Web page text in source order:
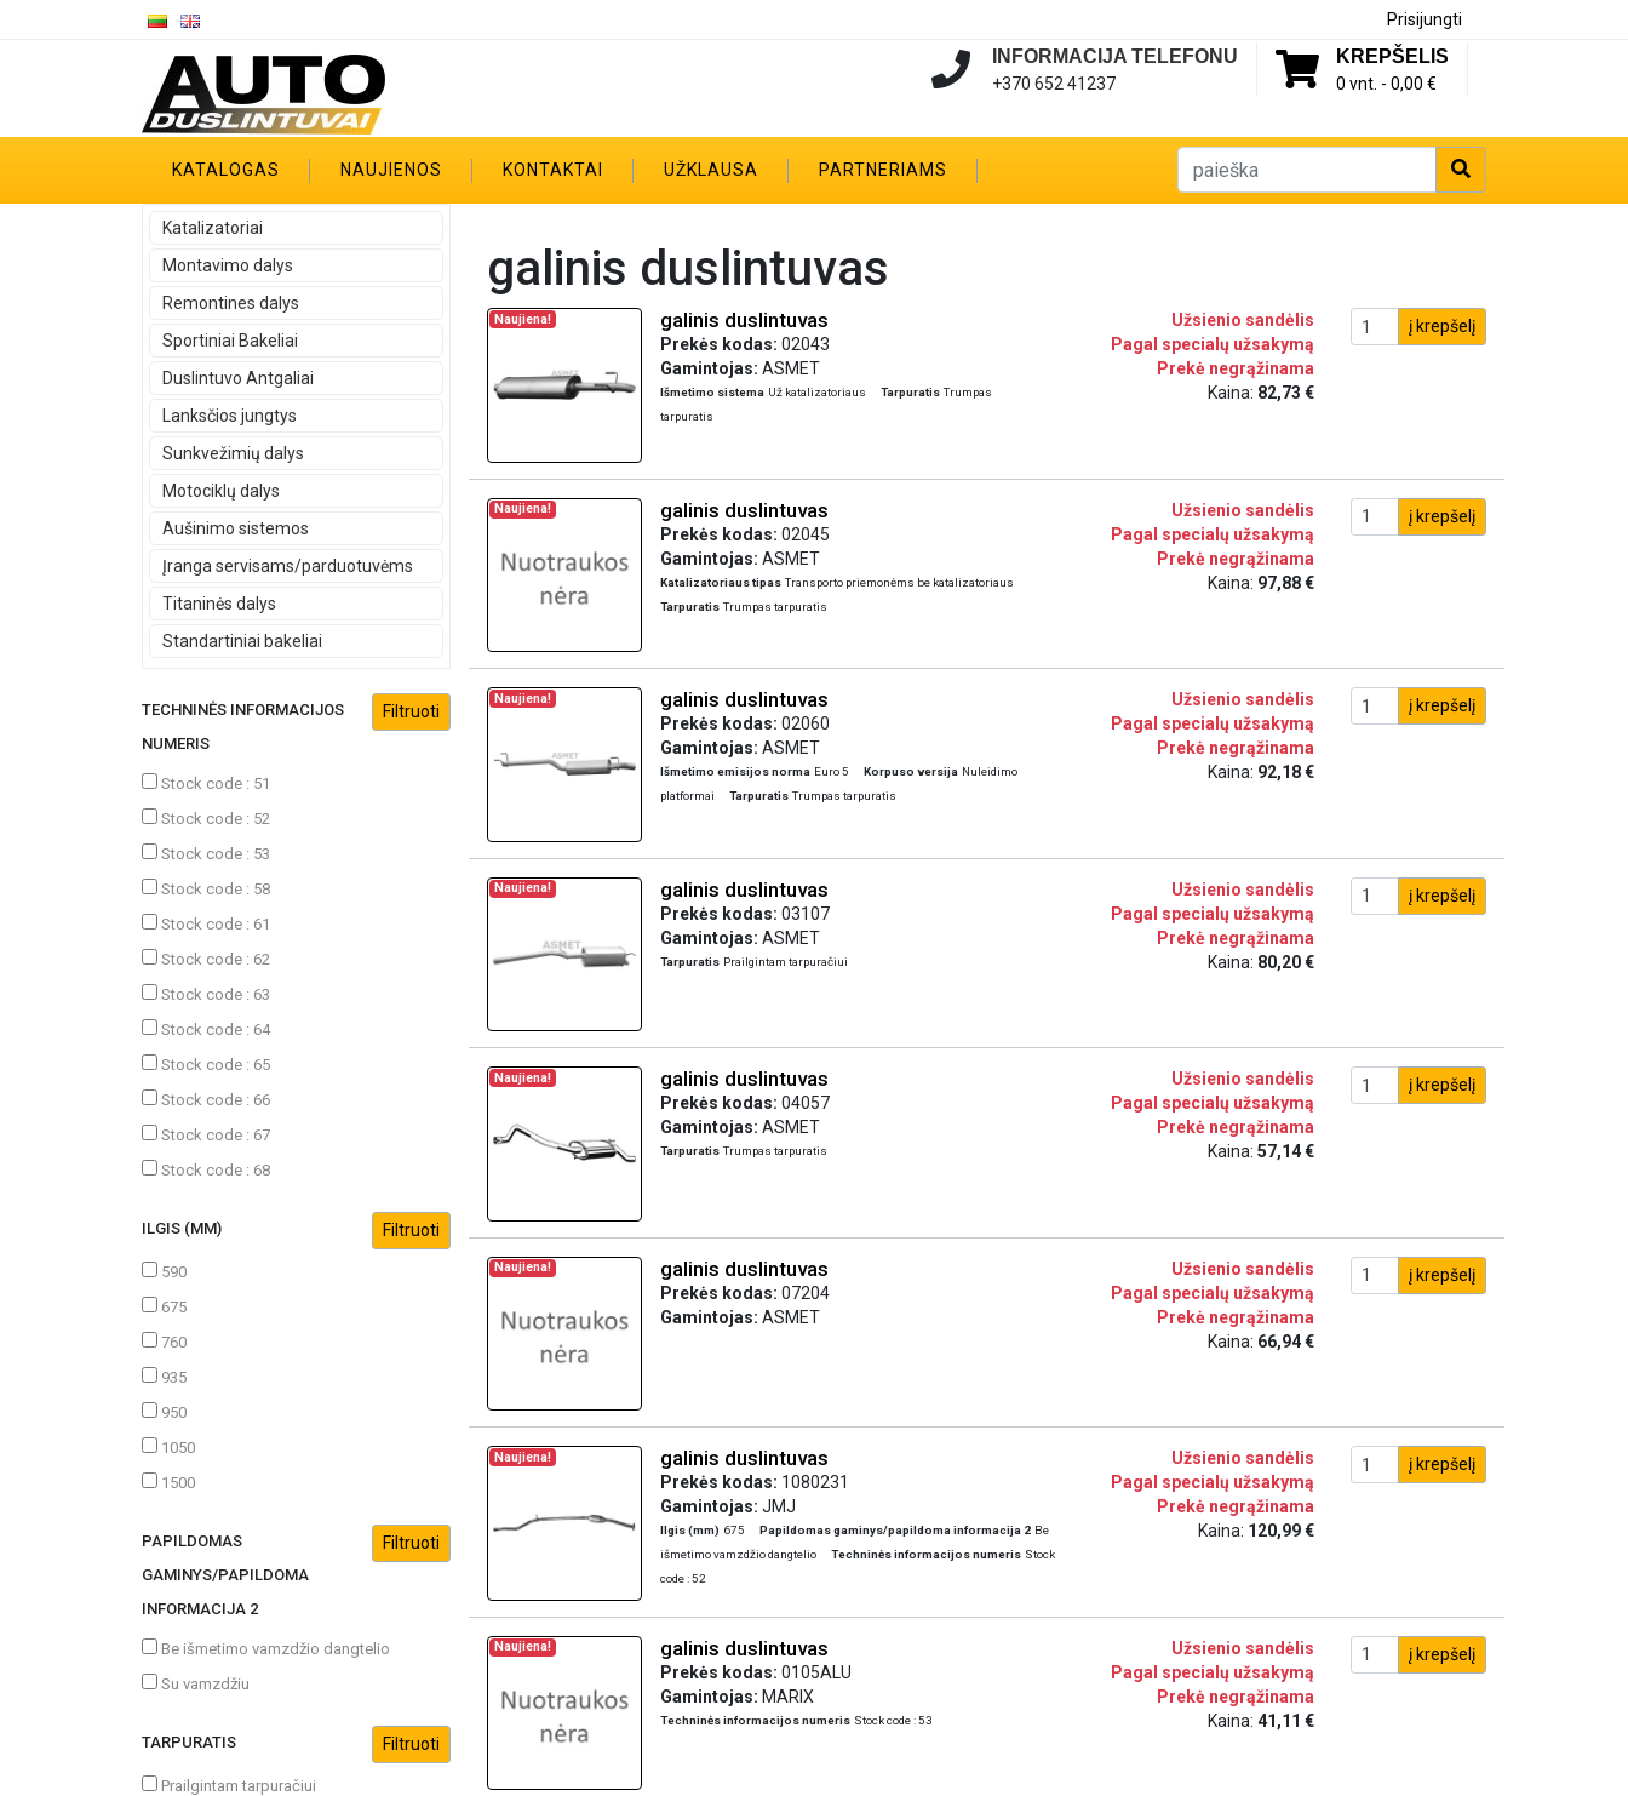
Prisijungti
KREPŠELIS
0 vnt. - 0,00 €
INFORMACIJA TELEFONU
+370 652 41237
KATALOGAS NAUJIENOS KONTAKTAI UŽKLAUSA PARTNERIAMS
Katalizatoriai
Montavimo dalys
Remontines dalys
Sportiniai Bakeliai
Duslintuvo Antgaliai
Lanksčios jungtys
Sunkvežimių dalys
Motociklų dalys
Aušinimo sistemos
Įranga servisams/parduotuvėms
Titaninės dalys
Standartiniai bakeliai
TECHNINĖS INFORMACIJOS
NUMERIS
Stock code : 51
Stock code : 52
Stock code : 53
Stock code : 58
Stock code : 61
Stock code : 62
Stock code : 63
Stock code : 64
Stock code : 65
Stock code : 66
Stock code : 67
Stock code : 68
ILGIS (MM)
590
675
760
935
950
1050
1500
PAPILDOMAS
GAMINYS/PAPILDOMA
INFORMACIJA 2
Be išmetimo vamzdžio dangtelio
Su vamzdžiu
TARPURATIS
Prailgintam tarpuračiui
galinis duslintuvas
Naujiena! galinis duslintuvas
Prekės kodas: 02043
Gamintojas: ASMET
Išmetimo sistema Už katalizatoriaus Tarpuratis Trumpas
tarpuratis
Užsienio sandėlis
Pagal specialų užsakymą
Prekė negrąžinama
Kaina: 82,73 €
į krepšelį
Naujiena! galinis duslintuvas
Prekės kodas: 02045
Gamintojas: ASMET
Katalizatoriaus tipas Transporto priemonėms be katalizatoriaus
Tarpuratis Trumpas tarpuratis
Užsienio sandėlis
Pagal specialų užsakymą
Prekė negrąžinama
Kaina: 97,88 €
į krepšelį
Naujiena! galinis duslintuvas
Prekės kodas: 02060
Gamintojas: ASMET
Išmetimo emisijos norma Euro 5 Korpuso versija Nuleidimo
platformai
Tarpuratis Trumpas tarpuratis
Užsienio sandėlis
Pagal specialų užsakymą
Prekė negrąžinama
Kaina: 92,18 €
į krepšelį
Naujiena! galinis duslintuvas
Prekės kodas: 03107
Gamintojas: ASMET
Tarpuratis Prailgintam tarpuračiui
Užsienio sandėlis
Pagal specialų užsakymą
Prekė negrąžinama
Kaina: 80,20 €
į krepšelį
Naujiena! galinis duslintuvas
Prekės kodas: 04057
Gamintojas: ASMET
Tarpuratis Trumpas tarpuratis
Užsienio sandėlis
Pagal specialų užsakymą
Prekė negrąžinama
Kaina: 57,14 €
į krepšelį
Naujiena! galinis duslintuvas
Prekės kodas: 07204
Gamintojas: ASMET
Užsienio sandėlis
Pagal specialų užsakymą
Prekė negrąžinama
Kaina: 66,94 €
į krepšelį
Naujiena! galinis duslintuvas
Prekės kodas: 1080231
Gamintojas: JMJ
Ilgis (mm) 675 Papildomas gaminys/papildoma informacija 2 Be
išmetimo vamzdžio dangtelio
Techninės informacijos numeris Stock
code : 52
Užsienio sandėlis
Pagal specialų užsakymą
Prekė negrąžinama
Kaina: 120,99 €
į krepšelį
Naujiena! galinis duslintuvas
Prekės kodas: 0105ALU
Gamintojas: MARIX
Techninės informacijos numeris Stock code : 53
Užsienio sandėlis
Pagal specialų užsakymą
Prekė negrąžinama
Kaina: 41,11 €
į krepšelį